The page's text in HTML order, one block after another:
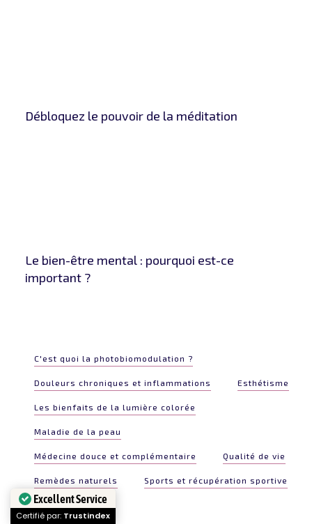
Débloquez le pouvoir de la méditation
Le bien-être mental : pourquoi est-ce
important ?
C'est quoi la photobiomodulation ?
Douleurs chroniques et inflammations Esthétisme
Les bienfaits de la lumière colorée
Maladie de la peau
Médecine douce et complémentaire Qualité de vie
Remèdes naturels Sports et récupération sportive
Excellent Service
Certifié par: Trustindex